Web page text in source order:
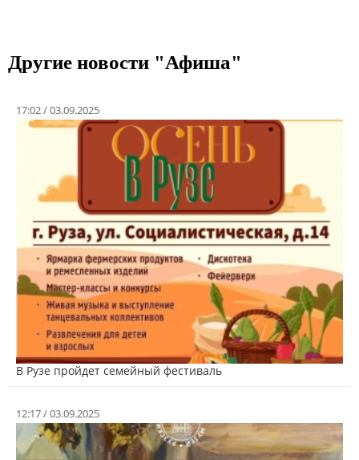
Другие новости "Афиша"
17:02 / 03.09.2025
В Рузе пройдет семейный фестиваль
12:17 / 03.09.2025